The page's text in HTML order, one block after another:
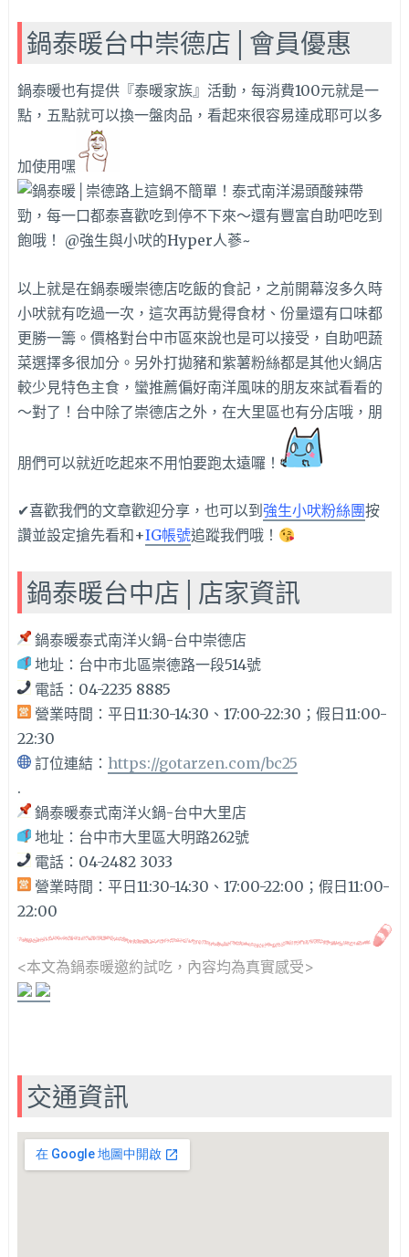
鍋泰暖台中崇德店│會員優惠
鍋泰暖也有提供『泰暖家族』活動，每消費100元就是一
點，五點就可以換一盤肉品，看起來很容易達成耶可以多
加使用嘿
以上就是在鍋泰暖崇德店吃飯的食記，之前開幕沒多久時
小吠就有吃過一次，這次再訪覺得食材、份量還有口味都
更勝一籌。價格對台中市區來說也是可以接受，自助吧蔬
菜選擇多很加分。另外打拋豬和紫薯粉絲都是其他火鍋店
較少見特色主食，蠻推薦偏好南洋風味的朋友來試看看的
～對了！台中除了崇德店之外，在大里區也有分店哦，朋
朋們可以就近吃起來不用怕要跑太遠囉！
✔喜歡我們的文章歡迎分享，也可以到 強生小吠粉絲團按
讚並設定搶先看和+IG帳號追蹤我們哦！
鍋泰暖台中店│店家資訊
鍋泰暖泰式南洋火鍋-台中崇德店
地址：台中市北區崇德路一段514號
電話：04-2235 8885
營業時間：平日11:30-14:30、17:00-22:30；假日11:00-
22:30
訂位連結： https://gotarzen.com/bc25
.
鍋泰暖泰式南洋火鍋-台中大里店
地址：台中市大里區大明路262號
電話：04-2482 3033
營業時間：平日11:30-14:30、17:00-22:00；假日11:00-
22:00
<本文為鍋泰暖邀約試吃，內容均為真實感受>
交通資訊